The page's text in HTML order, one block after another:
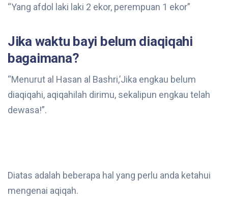
“Yang afdol laki laki 2 ekor, perempuan 1 ekor”
Jika waktu bayi belum diaqiqahi
bagaimana?
“Menurut al Hasan al Bashri,’Jika engkau belum
diaqiqahi, aqiqahilah dirimu, sekalipun engkau telah
dewasa!”.
Diatas adalah beberapa hal yang perlu anda ketahui
mengenai aqiqah.